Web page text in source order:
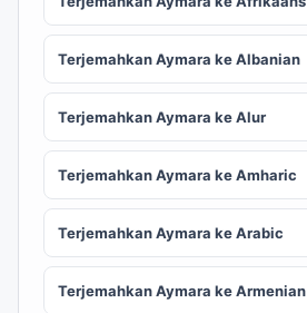
Terjemahkan Aymara ke Albanian
Terjemahkan Aymara ke Alur
Terjemahkan Aymara ke Amharic
Terjemahkan Aymara ke Arabic
Terjemahkan Aymara ke Armenian